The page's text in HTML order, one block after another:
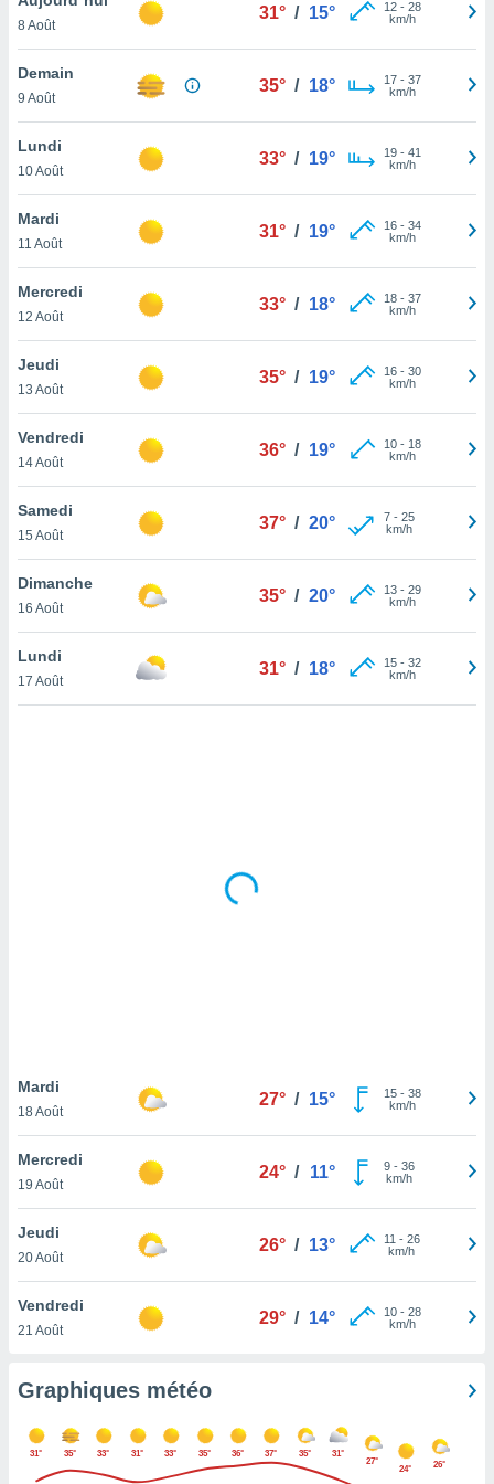
et
»,
au
vous
qu'ils
ou
le
ainsi
un
la
du
en
de
pas
de
à
cas,
que
sur le
que
ne
8 Août
31° / 15° 12- 28
km/h
Demain
9 Août
35° / 18° 17- 37
km/h
Lundi
10 Août
33° / 19° 19- 41
km/h
Mardi
11 Août
31° / 19° 16- 34
km/h
Mercredi
12 Août
33° / 18° 18- 37
km/h
Jeudi
13 Août
35° / 19° 16- 30
km/h
Vendredi
14 Août
36° / 19° 10- 18
km/h
Samedi
15 Août
37° / 20° 7- 25
km/h
Dimanche
16 Août
35° / 20° 13- 29
km/h
Lundi
17 Août
31° / 18° 15- 32
km/h
Mardi
18 Août
27° / 15° 15- 38
km/h
Mercredi
19 Août
24° / 11° 9- 36
km/h
Jeudi
20 Août
26° / 13° 11 - 26
km/h
Vendredi
21 Août
29° / 14° 10- 28
km/h
Graphiques météo
31° 35° 33° 31° 33° 35° 36° 37° 35° 31°
27°
24° 26°